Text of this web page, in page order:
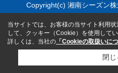
Copyright(c) 湘南シーズン
当サイトでは、お客様の当サイト利用
して、クッキー（Cookie）を使用してい
詳しくは、当社の 「Cookieの取扱いに
閉じ